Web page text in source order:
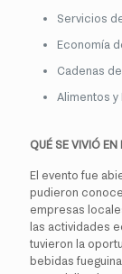
Servicios
Economía
Cadenas
Alimentos y
QUÉ SE VIVIÓ
El evento fue
pudieron
empresas
las actividades
tuvieron la
bebidas